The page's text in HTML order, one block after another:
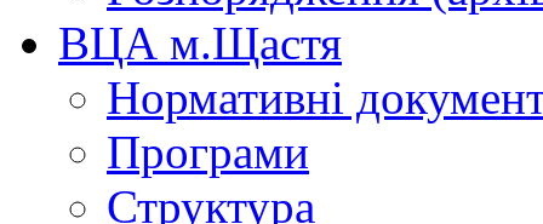
ВЦА м.Щастя
Нормативні
Програми
Структура